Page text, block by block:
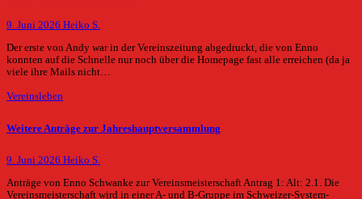
9. Juni 2026 Heiko S.
Der erste von Andy war in der Vereinszeitung abgedruckt, die von Enno
konnten auf die Schnelle nur noch über die Homepage fast alle erreichen (da ja
viele ihre Mails nicht…
Vereinsleben
Weitere Anträge zur Jahreshauptversammlung
9. Juni 2026 Heiko S.
Anträge von Enno Schwanke zur Vereinsmeisterschaft Antrag 1: Alt: 2.1. Die
Vereinsmeisterschaft wird in einer A- und B-Gruppe im Schweizer-System-